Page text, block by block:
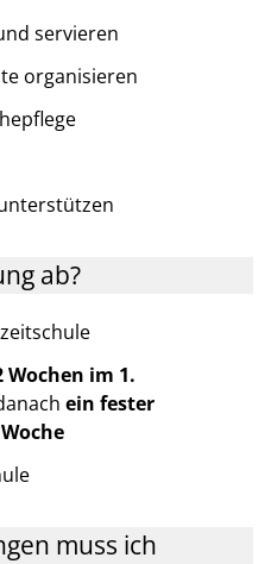
servieren
organisieren
ab?
Wochen im 1.
ein fester
muss ich